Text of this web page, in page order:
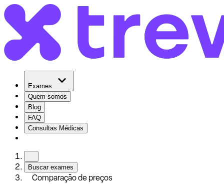
Exames
Quem somos
Blog
FAQ
Consultas Médicas
Buscar exames
Comparação de preços